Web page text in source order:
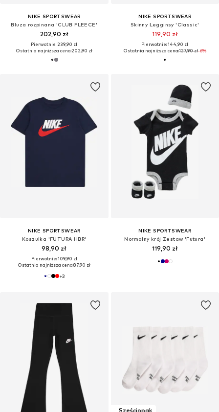
NIKE SPORTSWEAR
Bluza rozpinana 'CLUB FLEECE'
202,90 zł
Pierwotnie: 239,90 zł
Ostatnia najniższa cena:202,90 zł
NIKE SPORTSWEAR
Skinny Legginsy 'Classic'
119,90 zł
Pierwotnie: 144,90 zł
Ostatnia najniższa cena:127,90 zł-6%
NIKE SPORTSWEAR
Koszulka 'FUTURA HBR'
98,90 zł
Pierwotnie: 109,90 zł
Ostatnia najniższa cena:87,90 zł
+3
NIKE SPORTSWEAR
Normalny krój Zestaw 'Futura'
119,90 zł
Sześciopak